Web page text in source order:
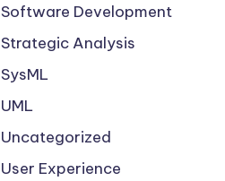
Software Development
Strategic Analysis
SysML
UML
Uncategorized
User Experience